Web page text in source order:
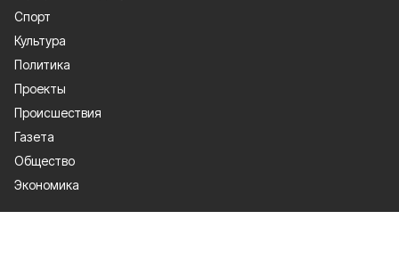
Спорт
Культура
Политика
Проекты
Происшествия
Газета
Общество
Экономика